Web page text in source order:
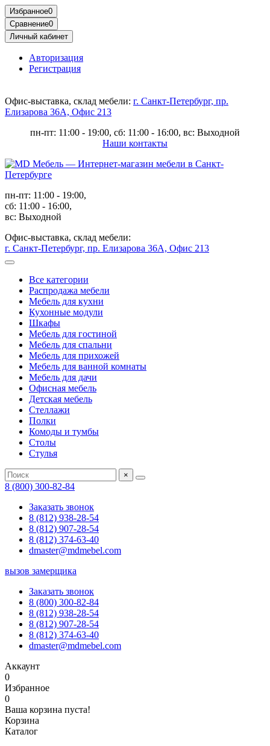
Избранное0
Сравнение0
Личный кабинет
Авторизация
Регистрация
Офис-выставка, склад мебели: г. Санкт-Петербург, пр.
Елизарова 36А, Офис 213
пн-пт: 11:00 - 19:00, сб: 11:00 - 16:00, вс: Выходной
Наши контакты
пн-пт: 11:00 - 19:00,
сб: 11:00 - 16:00,
вс: Выходной
Офис-выставка, склад мебели:
г. Санкт-Петербург, пр. Елизарова 36А, Офис 213
Все категории
Распродажа мебели
Мебель для кухни
Кухонные модули
Шкафы
Мебель для гостиной
Мебель для спальни
Мебель для прихожей
Мебель для ванной комнаты
Мебель для дачи
Офисная мебель
Детская мебель
Стеллажи
Полки
Комоды и тумбы
Столы
Стулья
×
8 (800) 300-82-84
Заказать звонок
8 (812) 938-28-54
8 (812) 907-28-54
8 (812) 374-63-40
dmaster@mdmebel.com
вызов замерщика
Заказать звонок
8 (800) 300-82-84
8 (812) 938-28-54
8 (812) 907-28-54
8 (812) 374-63-40
dmaster@mdmebel.com
Аккаунт
0
Избранное
0
Ваша корзина пуста!
Корзина
Каталог